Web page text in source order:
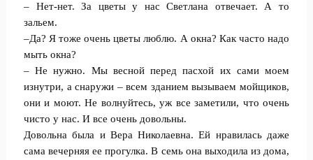
– Нет-нет. За цветы у нас Светлана отвечает. А то
зальем.
–Да? Я тоже очень цветы люблю. А окна? Как часто надо
мыть окна?
– Не нужно. Мы весной перед пасхой их сами моем
изнутри, а снаружи – всем зданием вызываем мойщиков,
они и моют. Не волнуйтесь, уж все заметили, что очень
чисто у нас. И все очень довольны.
Довольна была и Вера Николаевна. Ей нравилась даже
сама вечерняя ее прогулка. В семь она выходила из дома,